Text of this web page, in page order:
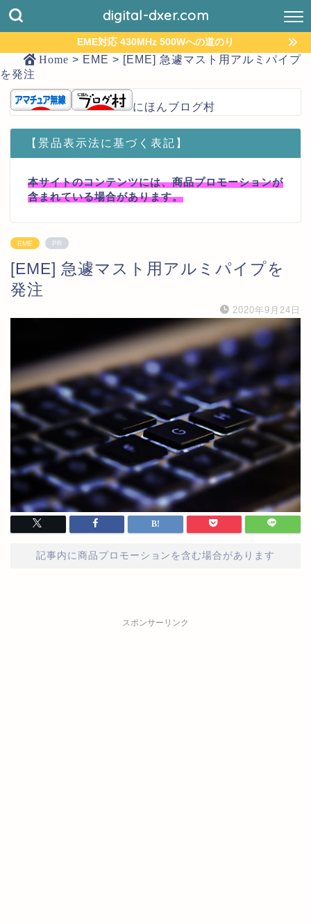
digital-dxer.com
EME対応 430MHz 500Wへの道のり
Home > EME > [EME] 急遽マスト用アルミパイプ
を発注
にほんブログ村
【景品表示法に基づく表記】
本サイトのコンテンツには、商品プロモーションが
含まれている場合があります。
EME PR
[EME] 急遽マスト用アルミパイプを
発注
2020年9月24日
記事内に商品プロモーションを含む場合があります
スポンサーリンク